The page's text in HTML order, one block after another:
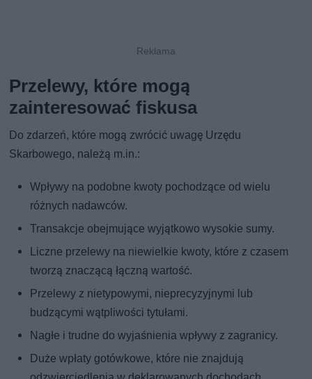
Przelewy, które mogą
zainteresować fiskusa
Do zdarzeń, które mogą zwrócić uwagę Urzędu
Skarbowego, należą m.in.:
Wpływy na podobne kwoty pochodzące od wielu
różnych nadawców.
Transakcje obejmujące wyjątkowo wysokie sumy.
Liczne przelewy na niewielkie kwoty, które z czasem
tworzą znaczącą łączną wartość.
Przelewy z nietypowymi, nieprecyzyjnymi lub
budzącymi wątpliwości tytułami.
Nagłe i trudne do wyjaśnienia wpływy z zagranicy.
Duże wpłaty gotówkowe, które nie znajdują